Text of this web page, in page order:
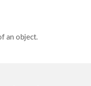
an object.